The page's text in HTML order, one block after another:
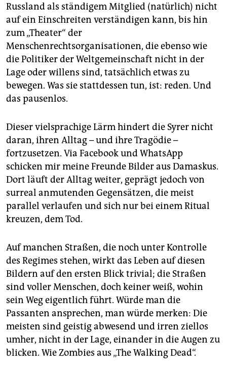
Russland als ständigem Mitglied (natürlich) nicht
auf ein Einschreiten verständigen kann, bis hin
zum „Theater“ der
Menschenrechtsorganisationen, die ebenso wie
die Politiker der Weltgemeinschaft nicht in der
Lage oder willens sind, tatsächlich etwas zu
bewegen. Was sie stattdessen tun, ist: reden. Und
das pausenlos.
Dieser vielsprachige Lärm hindert die Syrer nicht
daran, ihren Alltag – und ihre Tragödie –
fortzusetzen. Via Facebook und WhatsApp
schicken mir meine Freunde Bilder aus Damaskus.
Dort läuft der Alltag weiter, geprägt jedoch von
surreal anmutenden Gegensätzen, die meist
parallel verlaufen und sich nur bei einem Ritual
kreuzen, dem Tod.
Auf manchen Straßen, die noch unter Kontrolle
des Regimes stehen, wirkt das Leben auf diesen
Bildern auf den ersten Blick trivial; die Straßen
sind voller Menschen, doch keiner weiß, wohin
sein Weg eigentlich führt. Würde man die
Passanten ansprechen, man würde merken: Die
meisten sind geistig abwesend und irren ziellos
umher, nicht in der Lage, einander in die Augen zu
blicken. Wie Zombies aus „The Walking Dead“.